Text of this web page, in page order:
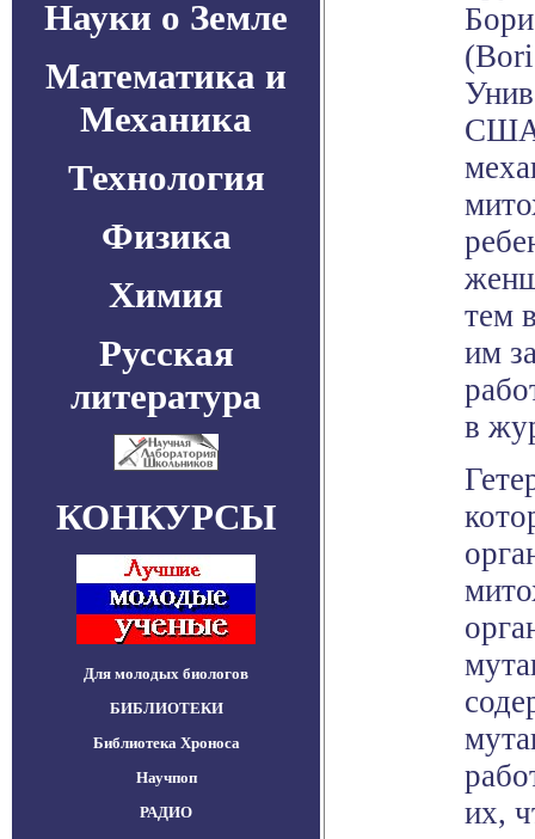
Науки о Земле
Математика и
Механика
Технология
Физика
Химия
Русская
литература
КОНКУРСЫ
Для молодых биологов
БИБЛИОТЕКИ
Библиотека Хроноса
Научпоп
РАДИО
США)
тем
им
в
их,